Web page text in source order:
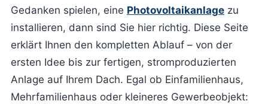
Gedanken spielen, eine Photovoltaikanlage zu
installieren, dann sind Sie hier richtig. Diese Seite
erklärt Ihnen den kompletten Ablauf – von der
ersten Idee bis zur fertigen, stromproduzierten
Anlage auf Ihrem Dach. Egal ob Einfamilienhaus,
Mehrfamilienhaus oder kleineres Gewerbeobjekt: